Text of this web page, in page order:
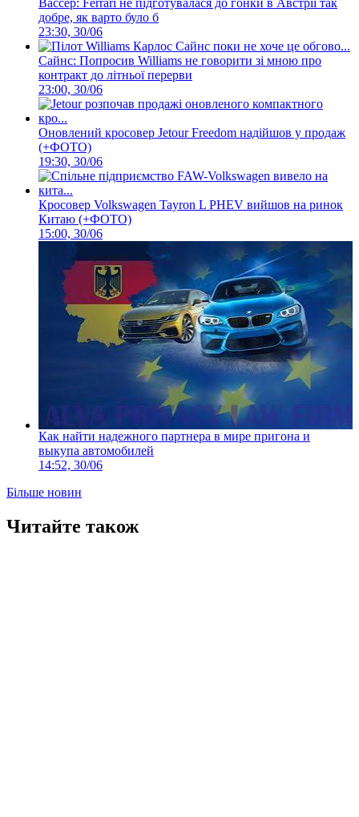
Вассер: Ferrari не підготувалася до гонки в Австрії так
добре, як варто було б
23:30, 30/06
Сайнс: Попросив Williams не говорити зі мною про
контракт до літньої перерви
23:00, 30/06
Оновлений кросовер Jetour Freedom надійшов у продаж
(+ФОТО)
19:30, 30/06
Кросовер Volkswagen Tayron L PHEV вийшов на ринок
Китаю (+ФОТО)
15:00, 30/06
Как найти надежного партнера в мире пригона и
выкупа автомобилей
14:52, 30/06
Більше новин
Читайте також